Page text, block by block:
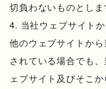
切負わないものとしま
当社ウェブサイト
他のウェブサイトか
されている場合でも
ェブサイト及びそこ